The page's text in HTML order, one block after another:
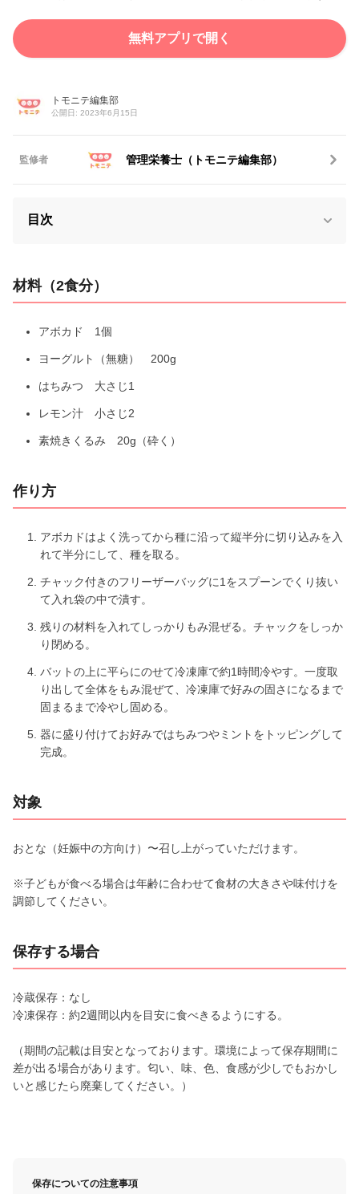
無料アプリで開く
トモニテ編集部
公開日: 2023年6月15日
監修者 管理栄養士（トモニテ編集部）
目次
材料（2食分）
アボカド 1個
ヨーグルト（無糖） 200g
はちみつ 大さじ1
レモン汁 小さじ2
素焼きくるみ 20g（砕く）
作り方
アボカドはよく洗ってから種に沿って縦半分に切り込みを入
れて半分にして、種を取る。
チャック付きのフリーザーバッグに1をスプーンでくり抜い
て入れ袋の中で潰す。
残りの材料を入れてしっかりもみ混ぜる。チャックをしっか
り閉める。
バットの上に平らにのせて冷凍庫で約1時間冷やす。一度取
り出して全体をもみ混ぜて、冷凍庫で好みの固さになるまで
固まるまで冷やし固める。
器に盛り付けてお好みではちみつやミントをトッピングして
完成。
対象
おとな（妊娠中の方向け）〜召し上がっていただけます。
※子どもが食べる場合は年齢に合わせて食材の大きさや味付けを
調節してください。
保存する場合
冷蔵保存：なし
冷凍保存：約2週間以内を目安に食べきるようにする。
（期間の記載は目安となっております。環境によって保存期間に
差が出る場合があります。匂い、味、色、食感が少しでもおかし
いと感じたら廃棄してください。）
保存についての注意事項